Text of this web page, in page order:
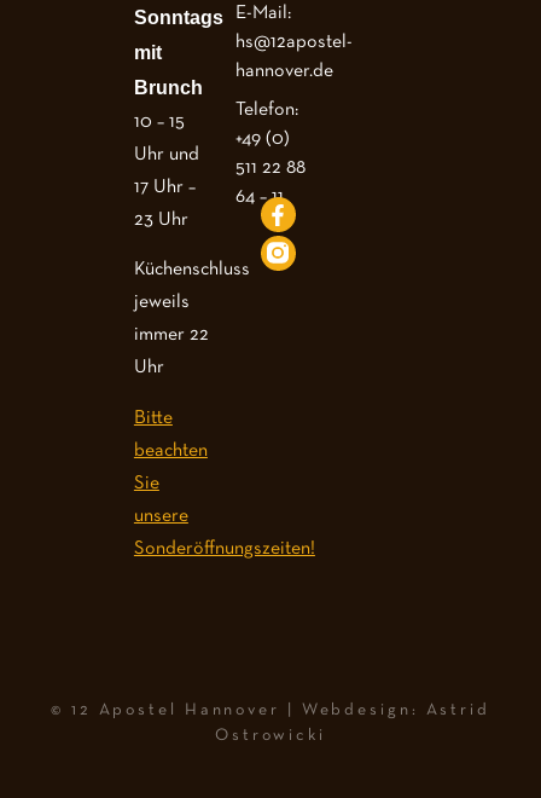
Sonntags
mit
Brunch
10 – 15
Uhr und
17 Uhr –
23 Uhr
Küchenschluss
jeweils
immer 22
Uhr
Bitte
beachten
Sie
unsere
Sonderöffnungszeiten!
E-Mail:
hs@12apostel-
hannover.de
Telefon:
+49 (0)
511 22 88
64 – 11
© 12 Apostel Hannover | Webdesign: Astrid
Ostrowicki